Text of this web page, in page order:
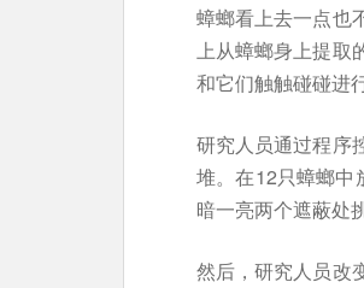
蟑螂看上去一点也
上从蟑螂身上提取
和它们触触碰碰进
研究人员通过程序
堆。在12只蟑螂中
暗一亮两个遮蔽处
然后，研究人员改